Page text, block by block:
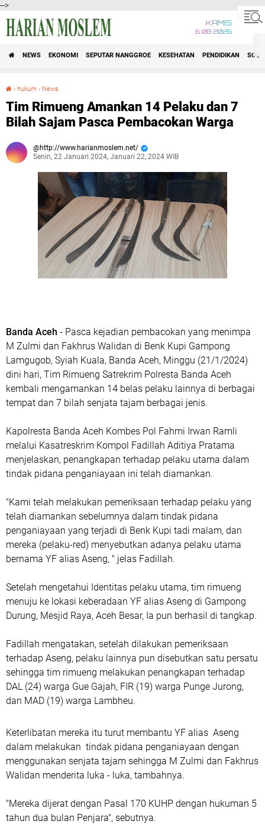
-->
KAMIS
6 08 2026
NEWS EKONOMI SEPUTAR NANGGROE KESEHATAN PENDIDIKAN
› hukum › News
Tim Rimueng Amankan 14 Pelaku dan 7
Bilah Sajam Pasca Pembacokan Warga
http://www.harianmoslem.net/
Senin, 22 Januari 2024, Januari 22, 2024 WIB
Banda Aceh - Pasca kejadian pembacokan yang menimpa
M Zulmi dan Fakhrus Walidan di Benk Kupi Gampong
Lamgugob, Syiah Kuala, Banda Aceh, Minggu (21/1/2024)
dini hari, Tim Rimueng Satrekrim Polresta Banda Aceh
kembali mengamankan 14 belas pelaku lainnya di berbagai
tempat dan 7 bilah senjata tajam berbagai jenis.
Kapolresta Banda Aceh Kombes Pol Fahmi Irwan Ramli
melalui Kasatreskrim Kompol Fadillah Aditiya Pratama
menjelaskan, penangkapan terhadap pelaku utama dalam
tindak pidana penganiayaan ini telah diamankan.
"Kami telah melakukan pemeriksaan terhadap pelaku yang
telah diamankan sebelumnya dalam tindak pidana
penganiayaan yang terjadi di Benk Kupi tadi malam, dan
mereka (pelaku-red) menyebutkan adanya pelaku utama
bernama YF alias Aseng, " jelas Fadillah.
Setelah mengetahui Identitas pelaku utama, tim rimueng
menuju ke lokasi keberadaan YF alias Aseng di Gampong
Durung, Mesjid Raya, Aceh Besar, Ia pun berhasil di tangkap.
Fadillah mengatakan, setelah dilakukan pemeriksaan
terhadap Aseng, pelaku lainnya pun disebutkan satu persatu
sehingga tim rimueng melakukan penangkapan terhadap
DAL (24) warga Gue Gajah, FIR (19) warga Punge Jurong,
dan MAD (19) warga Lambheu.
Keterlibatan mereka itu turut membantu YF alias Aseng
dalam melakukan tindak pidana penganiayaan dengan
menggunakan senjata tajam sehingga M Zulmi dan Fakhrus
Walidan menderita luka - luka, tambahnya.
"Mereka dijerat dengan Pasal 170 KUHP dengan hukuman 5
tahun dua bulan Penjara", sebutnya.